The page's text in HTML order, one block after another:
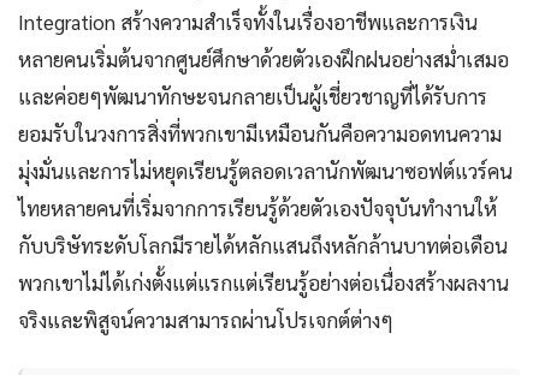
Integration สร้างความสำเร็จทั้งในเรื่องอาชีพและการเงิน
หลายคนเริ่มต้นจากศูนย์ศึกษาด้วยตัวเองฝึกฝนอย่างสม่ำเสมอ
และค่อยๆพัฒนาทักษะจนกลายเป็นผู้เชี่ยวชาญที่ได้รับการ
ยอมรับในวงการสิ่งที่พวกเขามีเหมือนกันคือความอดทนความ
มุ่งมั่นและการไม่หยุดเรียนรู้ตลอดเวลานักพัฒนาซอฟต์แวร์คน
ไทยหลายคนที่เริ่มจากการเรียนรู้ด้วยตัวเองปัจจุบันทำงานให้
กับบริษัทระดับโลกมีรายได้หลักแสนถึงหลักล้านบาทต่อเดือน
พวกเขาไม่ได้เก่งตั้งแต่แรกแต่เรียนรู้อย่างต่อเนื่องสร้างผลงาน
จริงและพิสูจน์ความสามารถผ่านโปรเจกต์ต่างๆ